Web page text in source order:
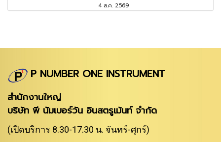
4 ส.ค. 2569
P NUMBER ONE INSTRUMENT
สำนักงานใหญ่
บริษัท พี นัมเบอร์วัน อินสตรูเม้นท์ จำกัด
(เปิดบริการ 8.30-17.30 น. จันทร์-ศุกร์)